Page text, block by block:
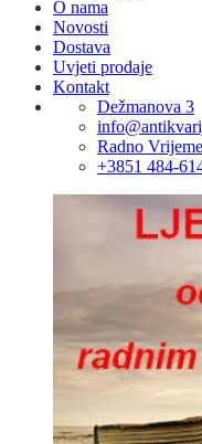
O nama
Novosti
Dostava
Uvjeti prodaje
Kontakt
Dežmanova 3
Radno Vrijeme
+3851 484-